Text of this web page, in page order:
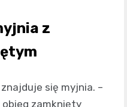
z
się myjnia. –
obieg zamknięty